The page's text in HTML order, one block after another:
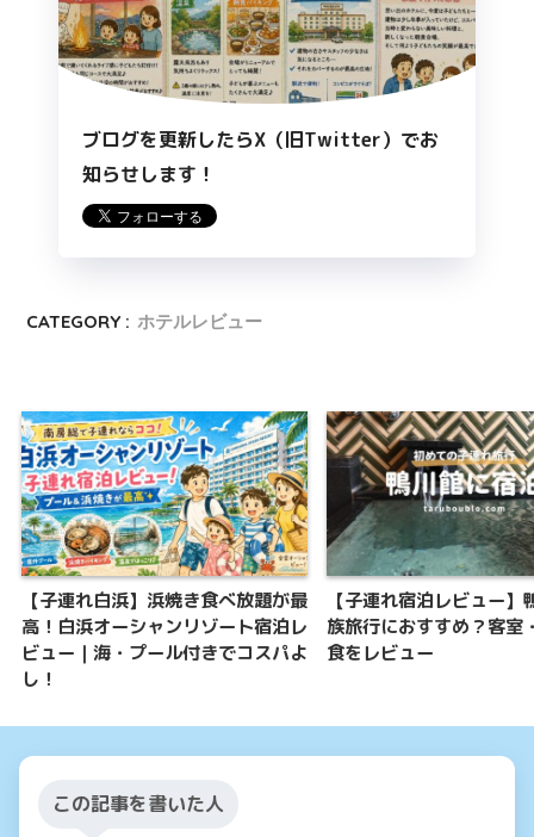
ブログを更新したらX（旧Twitter）でお
知らせします！
CATEGORY : ホテルレビュー
【子連れ白浜】浜焼き食べ放題が最
高！白浜オーシャンリゾート宿泊レ
ビュー｜海・プール付きでコスパよ
し！
【子連れ宿泊レビュー】
族旅行におすすめ？客室
食をレビュー
この記事を書いた人